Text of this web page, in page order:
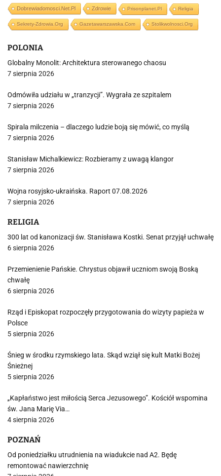
Dobrewiadomosci.net.pl Zdrowie Prisonplanet.pl Religia
Sekrety-Zdrowia.org Gazetawarszawska.com Stolikwolnosci.org
POLONIA
Globalny Monolit: Architektura sterowanego chaosu
7 sierpnia 2026
Odmówiła udziału w „tranzycji”. Wygrała ze szpitalem
7 sierpnia 2026
Spirala milczenia – dlaczego ludzie boją się mówić, co myślą
7 sierpnia 2026
Stanisław Michalkiewicz: Rozbieramy z uwagą klangor
7 sierpnia 2026
Wojna rosyjsko-ukraińska. Raport 07.08.2026
7 sierpnia 2026
RELIGIA
300 lat od kanonizacji św. Stanisława Kostki. Senat przyjął uchwałę
6 sierpnia 2026
Przemienienie Pańskie. Chrystus objawił uczniom swoją Boską
chwałę
6 sierpnia 2026
Rząd i Episkopat rozpoczęły przygotowania do wizyty papieża w
Polsce
5 sierpnia 2026
Śnieg w środku rzymskiego lata. Skąd wziął się kult Matki Bożej
Śnieżnej
5 sierpnia 2026
„Kapłaństwo jest miłością Serca Jezusowego”. Kościół wspomina
św. Jana Marię Via…
4 sierpnia 2026
POZNAŃ
Od poniedziałku utrudnienia na wiadukcie nad A2. Będę
remontować nawierzchnię